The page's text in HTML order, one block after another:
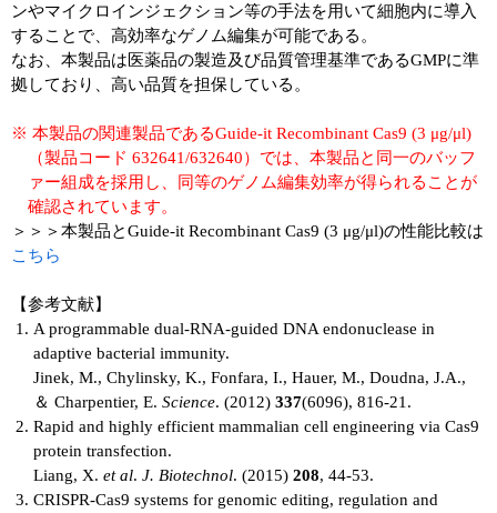
ンやマイクロインジェクション等の手法を用いて細胞内に導入
することで、高効率なゲノム編集が可能である。
なお、本製品は医薬品の製造及び品質管理基準であるGMPに準
拠しており、高い品質を担保している。
※ 本製品の関連製品であるGuide-it Recombinant Cas9 (3 μg/μl)
（製品コード 632641/632640）では、本製品と同一のバッフ
ァー組成を採用し、同等のゲノム編集効率が得られることが
確認されています。
＞＞＞本製品とGuide-it Recombinant Cas9 (3 μg/μl)の性能比較は
こちら
【参考文献】
A programmable dual-RNA-guided DNA endonuclease in
adaptive bacterial immunity.
Jinek, M., Chylinsky, K., Fonfara, I., Hauer, M., Doudna, J.A.,
＆ Charpentier, E. Science. (2012) 337(6096), 816-21.
Rapid and highly efficient mammalian cell engineering via Cas9
protein transfection.
Liang, X. et al. J. Biotechnol. (2015) 208, 44-53.
CRISPR-Cas9 systems for genomic editing, regulation and